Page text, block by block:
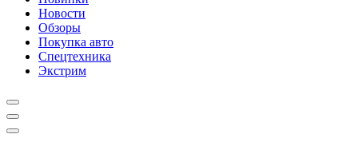
Новости
Обзоры
Покупка авто
Спецтехника
Экстрим